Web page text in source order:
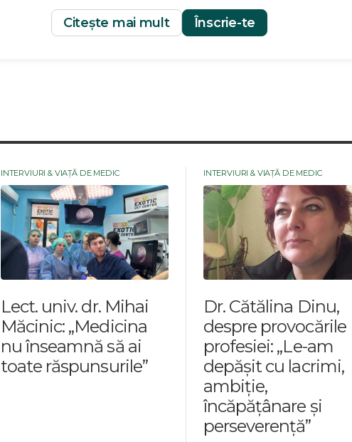
Citește mai mult Înscrie-te
INTERVIURI & VIAȚĂ DE MEDIC
Lect. univ. dr. Mihai
Măcinic: „Medicina
nu înseamnă să ai
toate răspunsurile”
INTERVIURI & VIAȚĂ DE MEDIC
Dr. Cătălina Dinu,
despre provocările
profesiei: „Le-am
depășit cu lacrimi,
ambiție,
încăpățânare și
perseverență”